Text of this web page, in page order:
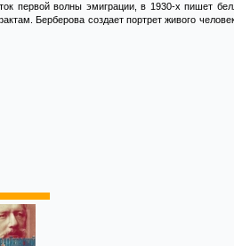
первой волны эмиграции, в 1930-х пишет
Берберова создает портрет живого